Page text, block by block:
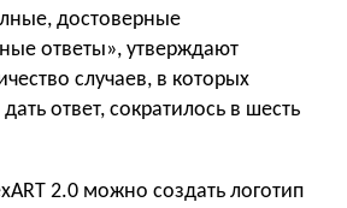
достоверные
ответы», утверждают
случаев, в которых
ответ, сократилось в шесть
2.0 можно создать логотип